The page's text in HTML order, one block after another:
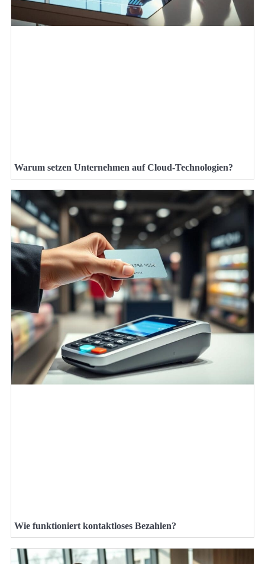
Warum setzen Unternehmen auf Cloud-Technologien?
Wie funktioniert kontaktloses Bezahlen?